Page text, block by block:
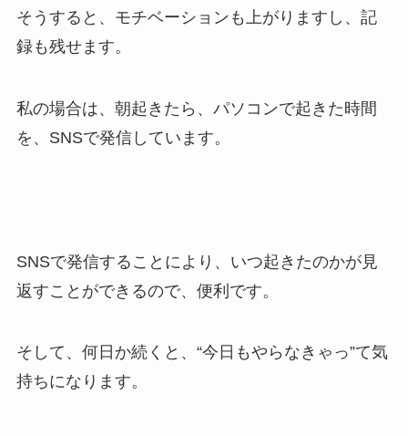
そうすると、モチベーションも上がりますし、記
録も残せます。
私の場合は、朝起きたら、パソコンで起きた時間
を、SNSで発信しています。
SNSで発信することにより、いつ起きたのかが見
返すことができるので、便利です。
そして、何日か続くと、“今日もやらなきゃっ”て気
持ちになります。